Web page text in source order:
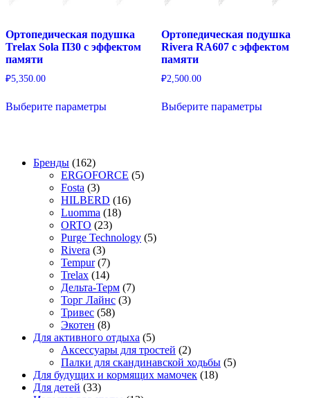
Ортопедическая подушка
Trelax Sola П30 с эффектом
памяти
₽5,350.00
Выберите параметрытовар
можно
выбрать
на
странице
товара.
Ортопедическая подушка
Rivera RA607 с эффектом
памяти
₽2,500.00
Выберите параметрытовар
Бренды 162162
товара
ERGOFORCE 55
Fosta 33
товара
HILBERD 1616
Luomma 1818
ORTO 2323
товара
Purge Technology 55
Rivera 33
товара
Tempur 77
товаров
Trelax 1414
товаров
Дельта-Терм 77
Торг Лайнс 33
Тривес 5858
Экотен 88
товаров
Для активного отдыха 55
товаров
Аксессуары для тростей 22
товара
Палки для скандинавской ходьбы 55
Для будущих и кормящих мамочек 1818
Для детей 3333